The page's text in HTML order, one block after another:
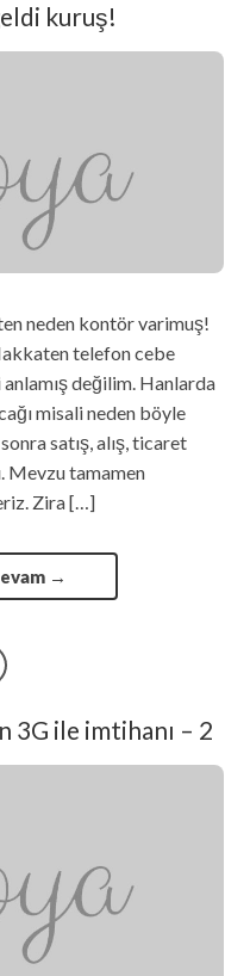
kuruş!
neden kontör varimuş!
telefon cebe
değilim. Hanlarda
misali neden böyle
satış, alış, ticaret
Mevzu tamamen
Zira […]
→
3G ile imtihanı – 2